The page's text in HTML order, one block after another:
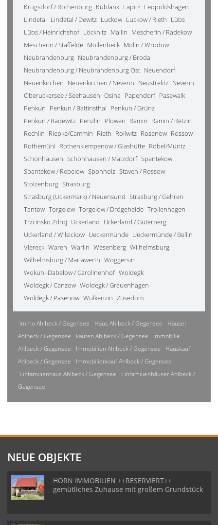
Krugsdorf / Rothenburg Kublank Lapitz Leopoldshagen
Lindetal Lindetal / Dewitz Luckow Luckow / Rieth Lübs
Lübs / Heinrichshof Löcknitz Mallin Mescherin / Radekow
Mescherin / Staffelde Möllenbeck Mölln / Wrodow
Neubrandenburg Neubrandenburg / Broda
Neubrandenburg / Neubrandenburg Ost Neuendorf
Neuenkirchen Neuenkirchen / Neverin Neustrelitz Neverin
Oberuckersee / Seehausen Osina Papendorf Pasewalk
Penkun Penkun / Battinsthal Penkun / Grünz
Penkun / Radewitz Penzlin Plöwen Ramin Ramin / Retzin
Rechlin Riepke/Cammin Rieth Rollwitz Rosenow Rossow
Rothemühl Rothenklempenow / Glashütte Röbel/Müritz
Schönhausen Schönhausen / Matzdorf Spantekow
Spantekow / Rebelow Sponholz Staven / Rossow
Stolzenburg Strasburg
Strasburg (Uckermark) / Neuensund Strasburg / Gehren
Tantow Torgelow Torgelow / Drögeheide Trollenhagen
Trzcinsko Zdroj Uckerland Uckerland / Güterberg
Uckerland / Wilsickow Ueckermünde Ueckermünde / Bellin
Viereck Waren Warlin Wesenberg Wilhelmsburg
Wilhelmsburg / Mariawerth Woggersin
Wokuhl-Dabelow / Carolinenhof Woldegk
Woldegk / Canzow Woldegk / Grauenhagen
Woldegk / Pasenow Wulkenzin Züsedom
Immo Ahlbeck / Gegensee Haus Ahlbeck / Gegensee
Häuser
Ahlbeck / Gegensee
kaufen Ahlbeck / Gegensee
Immobilie
Ahlbeck / Gegensee
Immobilien Ahlbeck / Gegensee
Hauskauf
Ahlbeck / Gegensee
Immobilienkauf Ahlbeck / Gegensee
Einfamilienhaus Ahlbeck / Gegensee
Einfamilienhäuser Ahlbeck /
Gegensee
NEUE OBJEKTE
HORN IMMOBILIEN ++RESERVIERT++
gemütliches Zuhause mit großem Grundstück